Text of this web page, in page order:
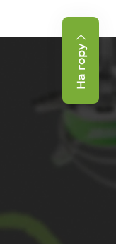
На гору